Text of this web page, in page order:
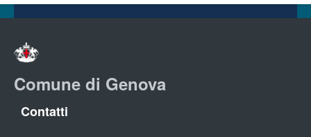
Comune di Genova
Contatti